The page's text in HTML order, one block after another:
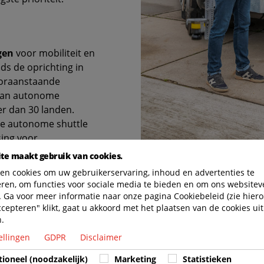
voor mobiliteit en
de oprichting in
autonome
dan 30 landen.
autonome shuttle
voor
Het
op basis van de
autonome trekker
zal deze trekker worden ingezet voor tests voor het
Operationeel Programma Zuid-Nederland (OPZuid),
maakt gebruik van cookies.
cookies om uw gebruikerservaring, inhoud en advertenties te
om functies voor sociale media te bieden en om ons
Ga voor meer informatie naar onze pagina Cookiebeleid (zie
klikt, gaat u akkoord met het plaatsen van de cookies
GDPR
Disclaimer
(noodzakelijk)
Marketing Statistieken